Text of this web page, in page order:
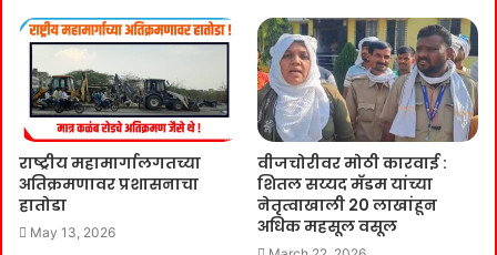
राष्ट्रीय महामार्गालगतच्या
अतिक्रमणावर प्रशासनाचा
हातोडा
May 13, 2026
वीजचोरीवर मोठी कारवाई :
शितल सय्यद मॅडम यांच्या
नेतृत्वाखाली 20 लाखांहून
अधिक महसूल वसूल